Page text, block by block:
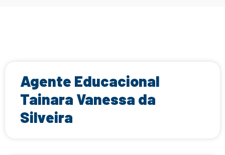
Agente Educacional
Tainara Vanessa da
Silveira